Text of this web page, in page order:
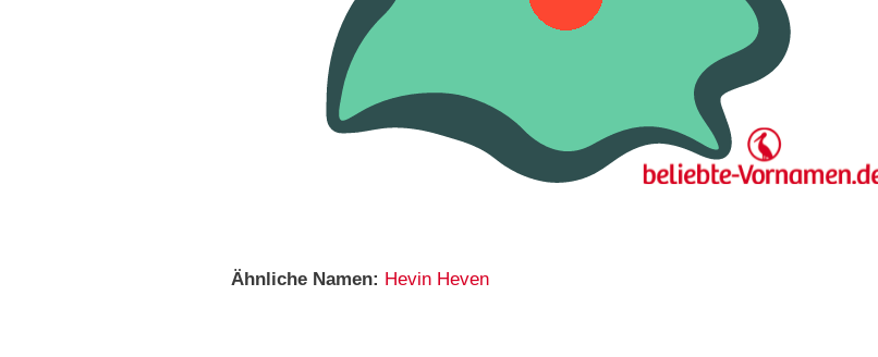
Ähnliche Namen: Hevin Heven